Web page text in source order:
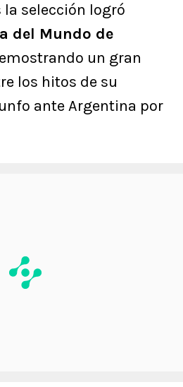
la selección logró
del Mundo de
un gran
los hitos de su
ante Argentina por